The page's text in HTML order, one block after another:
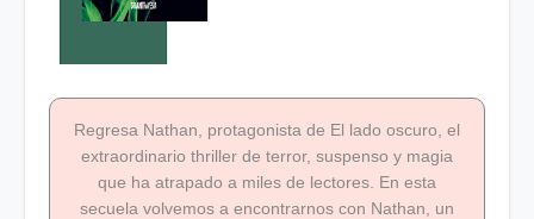
Regresa Nathan, protagonista de El lado oscuro, el
extraordinario thriller de terror, suspenso y magia
que ha atrapado a miles de lectores. En esta
secuela volvemos a encontrarnos con Nathan, un